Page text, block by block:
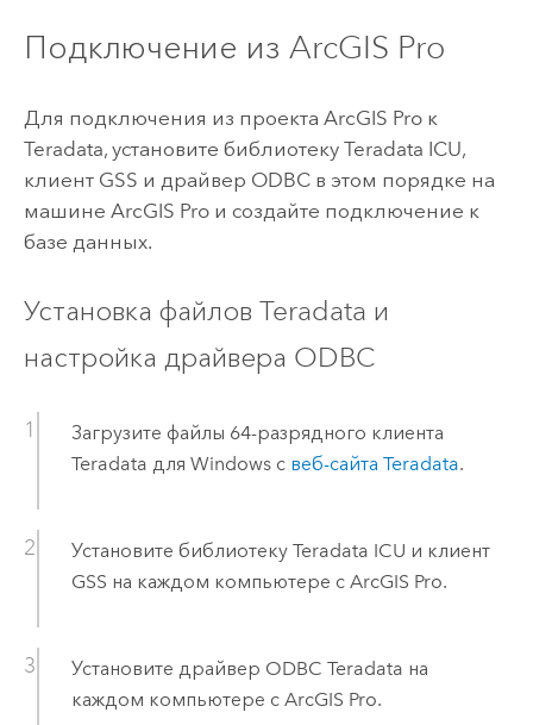
Подключение из ArcGIS Pro
Для подключения из проекта ArcGIS Proк
Teradata, установите библиотеку Teradata ICU,
клиент GSS и драйвер ODBC в этом порядке на
машине ArcGIS Proи создайте подключение к
базе данных.
Установка файлов Teradata и
настройка драйвера ODBC
Загрузите файлы 64-разрядного клиента
Teradata для Windowsс веб-сайта Teradata.
Установите библиотеку Teradata ICU и клиент
GSS на каждом компьютере с ArcGIS Pro.
Установите драйвер ODBC Teradata на
каждом компьютере с ArcGIS Pro.